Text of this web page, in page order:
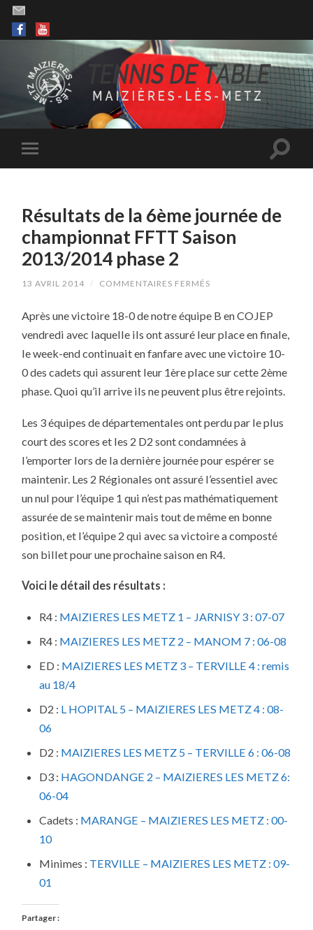
Résultats de la 6ème journée de
championnat FFTT Saison
2013/2014 phase 2
13 AVRIL 2014 / COMMENTAIRES FERMÉS
LA
JOURNÉE
CHAMPIONNAT
SAISON
2013/2014
PHASE
Après une victoire 18-0 de notre équipe B en COJEP
vendredi avec laquelle ils ont assuré leur place en finale,
le week-end continuait en fanfare avec une victoire 10-
0 des cadets qui assurent leur 1ère place sur cette 2ème
phase. Quoi qu’il arrive ils ne peuvent plus être rejoints.
Les 3 équipes de départementales ont perdu par le plus
court des scores et les 2 D2 sont condamnées à
l’emporter lors de la dernière journée pour espérer se
maintenir. Les 2 Régionales ont assuré l’essentiel avec
un nul pour l’équipe 1 qui n’est pas mathématiquement
assurée de se maintenir mais tout de même en bonne
position, et l’équipe 2 qui avec sa victoire a composté
son billet pour une prochaine saison en R4.
Voici le détail des résultats :
R4 : MAIZIERES LES METZ 1 – JARNISY 3 : 07-07
R4 : MAIZIERES LES METZ 2 – MANOM 7 : 06-08
ED : MAIZIERES LES METZ 3 – TERVILLE 4 : remis
au 18/4
D2 : L HOPITAL 5 – MAIZIERES LES METZ 4 : 08-
06
D2 : MAIZIERES LES METZ 5 – TERVILLE 6 : 06-08
D3 : HAGONDANGE 2 – MAIZIERES LES METZ 6:
06-04
Cadets : MARANGE – MAIZIERES LES METZ : 00-
10
Minimes : TERVILLE – MAIZIERES LES METZ : 09-
01
Partager :